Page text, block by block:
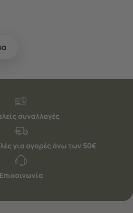
συναλλαγές
για αγορές άνω των 50€
Επικοινωνία